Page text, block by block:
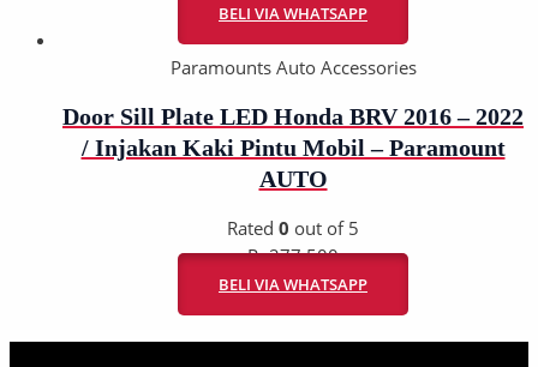
BELI VIA WHATSAPP
Paramounts Auto Accessories
Door Sill Plate LED Honda BRV 2016 – 2022
/ Injakan Kaki Pintu Mobil – Paramount
AUTO
Rated 0 out of 5
Rp277.500
BELI VIA WHATSAPP